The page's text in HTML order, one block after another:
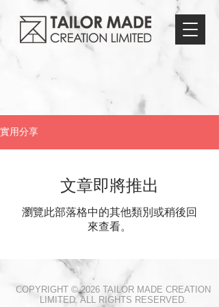
實用分享
文章即將推出
瀏覽此部落格中的其他類別或稍後回
來查看。
COPYRIGHT © 2026 TAILOR MADE CREATION
LIMITED. ALL RIGHTS RESERVED.